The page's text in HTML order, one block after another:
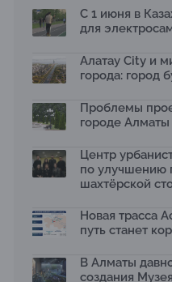
С 1 июня в
для
Алатау City и
города: город
Проблемы
городе
Центр
по улучшению
шахтёрской
Новая трасса
путь станет
В Алматы
создания